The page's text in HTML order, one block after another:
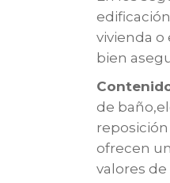
edificación
vivienda o
bien
de
ofrecen
valores